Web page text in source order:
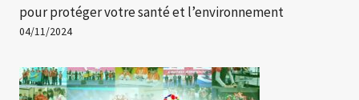
pour protéger votre santé et l’environnement
04/11/2024